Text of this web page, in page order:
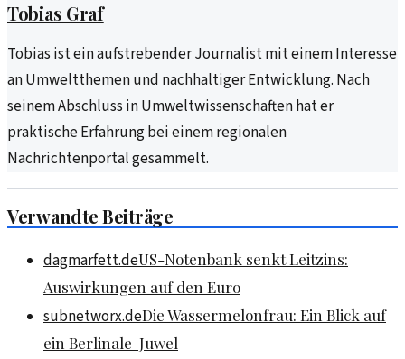
Tobias Graf
Tobias ist ein aufstrebender Journalist mit einem Interesse
an Umweltthemen und nachhaltiger Entwicklung. Nach
seinem Abschluss in Umweltwissenschaften hat er
praktische Erfahrung bei einem regionalen
Nachrichtenportal gesammelt.
Verwandte Beiträge
dagmarfett.deUS-Notenbank senkt Leitzins:
Auswirkungen auf den Euro
subnetworx.deDie Wassermelonfrau: Ein Blick auf
ein Berlinale-Juwel